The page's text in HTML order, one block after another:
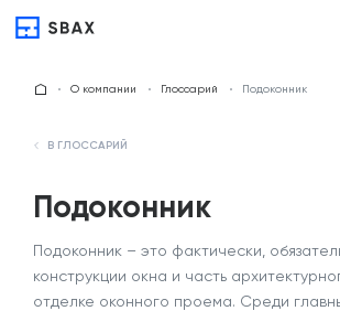
О компании Глоссарий Подоконник
В ГЛОССАРИЙ
Подоконник
Подоконник – это фактически,
конструкции окна и часть
отделке оконного проема. Среди